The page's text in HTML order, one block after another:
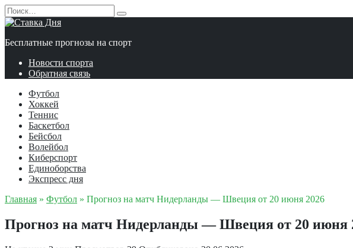
Перейти
к
содержанию
Search
for:
Бесплатные прогнозы на спорт
Новости спорта
Обратная связь
Футбол
Хоккей
Теннис
Баскетбол
Бейсбол
Волейбол
Киберспорт
Единоборства
Экспресс дня
Главная » Футбол » Прогноз на матч Нидерланды — Швеция от 20 июня 2026
Прогноз на матч Нидерланды — Швеция от 20 июня